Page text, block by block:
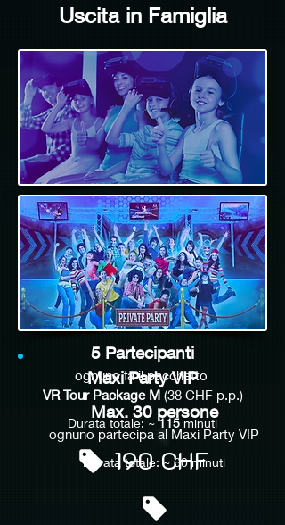
Uscita in Famiglia
5 Partecipanti
ognuno fa il pacchetto
VR Tour Package M (38 CHF p.p.)
Durata totale: ~115minuti
190 CHF
Maxi Party VIP
Max. 30 persone
ognuno partecipa al Maxi Party VIP
Durata totale: ~ 60 minuti